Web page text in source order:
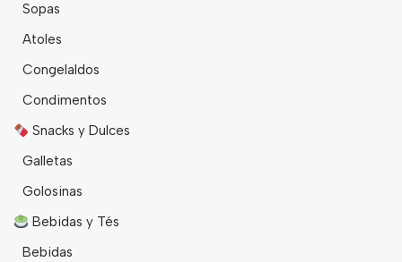
Sopas
Atoles
Congelaldos
Condimentos
Snacks y Dulces
Galletas
Golosinas
Bebidas y Tés
Bebidas